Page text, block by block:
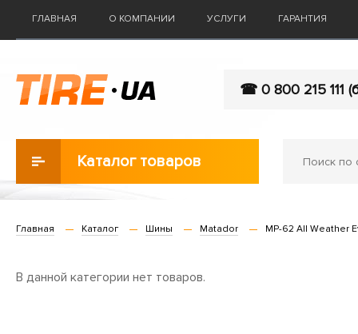
ГЛАВНАЯ О КОМПАНИИ УСЛУГИ ГАРАНТИЯ
☎ 0 800 215 111
Каталог товаров
Главная Каталог Шины Matador MP-62 All Weather
В данной категории нет товаров.